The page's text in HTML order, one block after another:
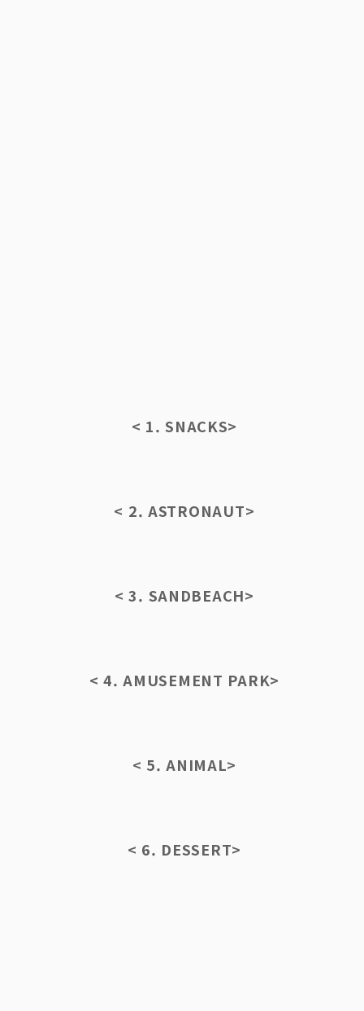
< 1. SNACKS>
< 2. ASTRONAUT>
< 3. SANDBEACH>
< 4. AMUSEMENT PARK>
< 5. ANIMAL>
< 6. DESSERT>